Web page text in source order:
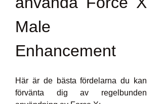
Male
Enhancement
Här är de bästa fördelarna du kan
förvänta dig av regelbunden